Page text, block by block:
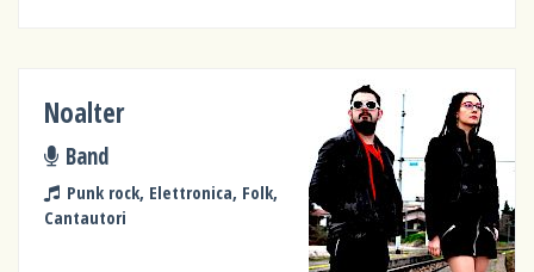
Noalter
Band
Punk rock, Elettronica, Folk,
Cantautori